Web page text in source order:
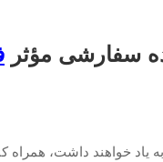
سفارشی مؤثر
یاد خواهند داشت، همراه